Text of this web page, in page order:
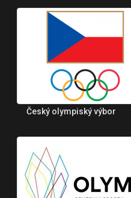
Český olympiský výbor